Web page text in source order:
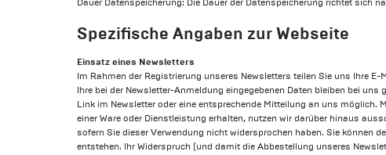
Dauer Datenspeicherung: Die Dauer der Datenspeicherung richtet sich
Spezifische Angaben zur Webseite
Einsatz eines Newsletters
Im Rahmen der Registrierung unseres Newsletters teilen Sie uns Ihre
Ihre bei der Newsletter-Anmeldung eingegebenen Daten bleiben bei
Link im Newsletter oder eine entsprechende Mitteilung an uns
einer Ware oder Dienstleistung erhalten, nutzen wir darüber hinaus
sofern Sie dieser Verwendung nicht widersprochen haben. Sie können
entstehen. Ihr Widerspruch (und damit die Abbestellung unseres